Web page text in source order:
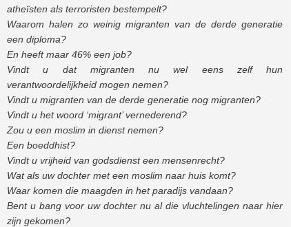
atheïsten als terroristen bestempelt?
Waarom halen zo weinig migranten van de derde generatie
een diploma?
En heeft maar 46% een job?
Vindt u dat migranten nu wel eens zelf hun
verantwoordelijkheid mogen nemen?
Vindt u migranten van de derde generatie nog migranten?
Vindt u het woord ‘migrant’ vernederend?
Zou u een moslim in dienst nemen?
Een boeddhist?
Vindt u vrijheid van godsdienst een mensenrecht?
Wat als uw dochter met een moslim naar huis komt?
Waar komen die maagden in het paradijs vandaan?
Bent u bang voor uw dochter nu al die vluchtelingen naar hier
zijn gekomen?